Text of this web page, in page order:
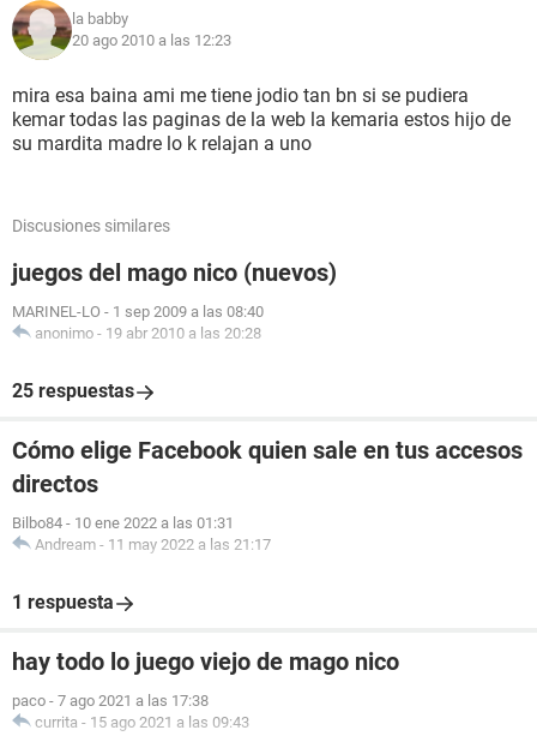
la babby
20 ago 2010 a las 12:23
mira esa baina ami me tiene jodio tan bn si se pudiera
kemar todas las paginas de la web la kemaria estos hijo de
su mardita madre lo k relajan a uno
Discusiones similares
juegos del mago nico (nuevos)
MARINEL-LO - 1 sep 2009 a las 08:40
anonimo - 19 abr 2010 a las 20:28
25 respuestas
Cómo elige Facebook quien sale en tus accesos
directos
Bilbo84 - 10 ene 2022 a las 01:31
Andream - 11 may 2022 a las 21:17
1 respuesta
hay todo lo juego viejo de mago nico
paco - 7 ago 2021 a las 17:38
currita - 15 ago 2021 a las 09:43